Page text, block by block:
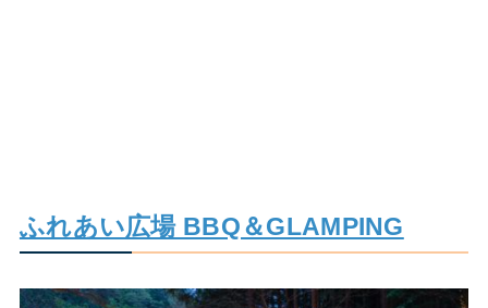
ふれあい広場 BBQ＆GLAMPING